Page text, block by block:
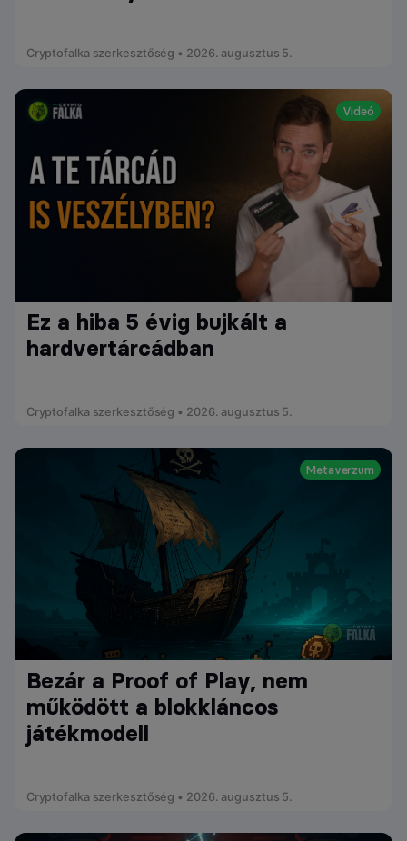
Cryptofalka szerkesztőség • 2026. augusztus 5.
Videó
Ez a hiba 5 évig bujkált a
hardvertárcádban
Cryptofalka szerkesztőség • 2026. augusztus 5.
Metaverzum
Bezár a Proof of Play, nem
működött a blokkláncos
játékmodell
Cryptofalka szerkesztőség • 2026. augusztus 5.